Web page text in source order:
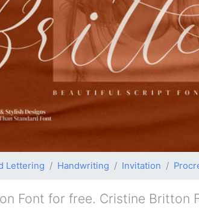
Lettering Handwriting Invitation
Font for free. Cristine Britton